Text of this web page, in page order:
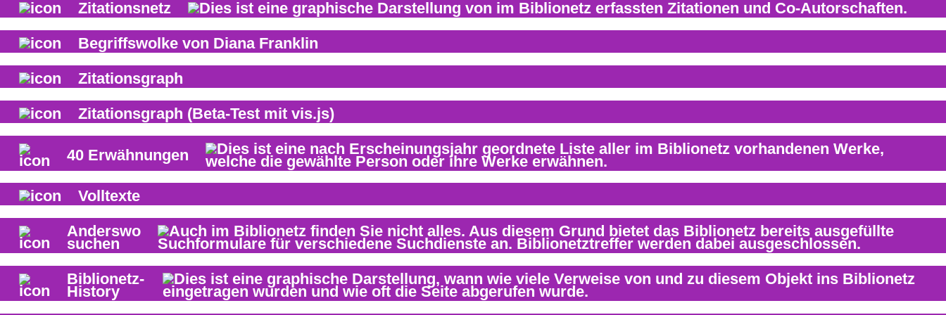
Zitationsnetz
Begriffswolke von Diana Franklin
Zitationsgraph
Zitationsgraph (Beta-Test mit vis.js)
40 Erwähnungen
Volltexte
Anderswo
suchen
Biblionetz-
History